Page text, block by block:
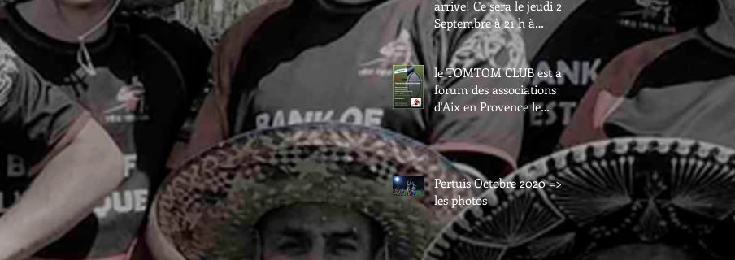
arrive! Ce sera le jeudi 25
Septembre à 21 h à
Maurice David.
le TOMTOM CLUB est au
forum des associations
d'Aix en Provence le
samedi 6 septembre.
Passez nous voir au val
de l'arc.
Pertuis Octobre 2020 =>
les photos